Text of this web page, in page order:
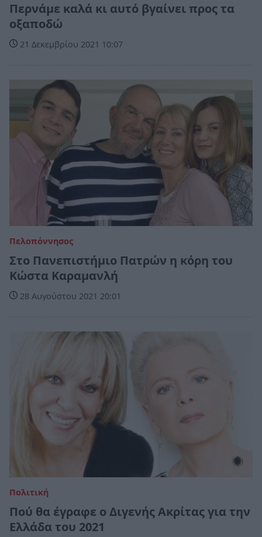
Περνάμε καλά κι αυτό βγαίνει προς τα
οξαποδώ
21 Δεκεμβρίου 2021 10:07
Πελοπόννησος
Στο Πανεπιστήμιο Πατρών η κόρη του
Κώστα Καραμανλή
28 Αυγούστου 2021 20:01
Πολιτική
Πού θα έγραφε ο Διγενής Ακρίτας για την
Ελλάδα του 2021